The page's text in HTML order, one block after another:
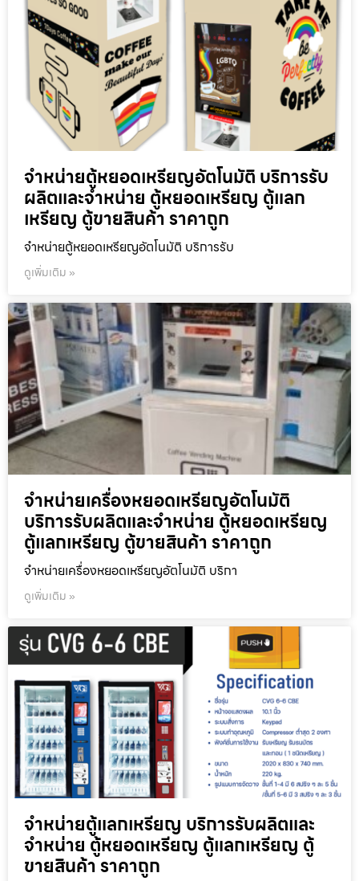
จำหน่ายตู้หยอดเหรียญ​อัตโนมัติ บริการรับ
ผลิตและจำหน่าย ตู้หยอดเหรียญ ตู้แลก
เหรียญ ตู้ขายสินค้า ราคาถูก
จำหน่ายตู้หยอดเหรียญ​อัตโนมัติ บริการรับ
ดูเพิ่มเติม »
จำหน่ายเครื่องหยอดเหรียญ​อัตโนมัติ
บริการรับผลิตและจำหน่าย ตู้หยอดเหรียญ
ตู้แลกเหรียญ ตู้ขายสินค้า ราคาถูก
จำหน่ายเครื่องหยอดเหรียญ​อัตโนมัติ บริกา
ดูเพิ่มเติม »
จำหน่ายตู้แลกเหรียญ บริการรับผลิตและ
จำหน่าย ตู้หยอดเหรียญ ตู้แลกเหรียญ ตู้
ขายสินค้า ราคาถูก